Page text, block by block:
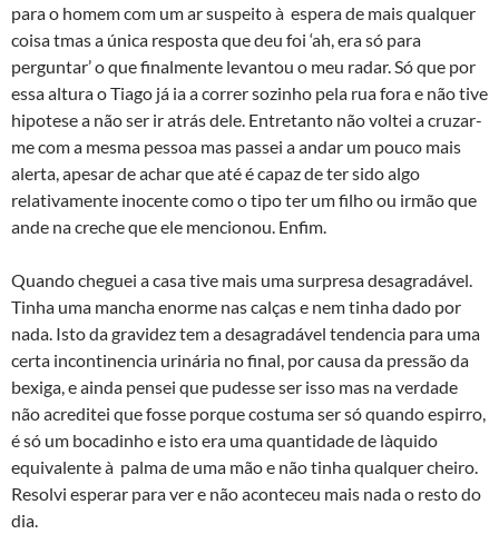
para o homem com um ar suspeito à espera de mais qualquer
coisa tmas a única resposta que deu foi ‘ah, era só para
perguntar’ o que finalmente levantou o meu radar. Só que por
essa altura o Tiago já ia a correr sozinho pela rua fora e não tive
hipotese a não ser ir atrás dele. Entretanto não voltei a cruzar-
me com a mesma pessoa mas passei a andar um pouco mais
alerta, apesar de achar que até é capaz de ter sido algo
relativamente inocente como o tipo ter um filho ou irmão que
ande na creche que ele mencionou. Enfim.
Quando cheguei a casa tive mais uma surpresa desagradável.
Tinha uma mancha enorme nas calças e nem tinha dado por
nada. Isto da gravidez tem a desagradável tendencia para uma
certa incontinencia urinária no final, por causa da pressão da
bexiga, e ainda pensei que pudesse ser isso mas na verdade
não acreditei que fosse porque costuma ser só quando espirro,
é só um bocadinho e isto era uma quantidade de là­quido
equivalente à palma de uma mão e não tinha qualquer cheiro.
Resolvi esperar para ver e não aconteceu mais nada o resto do
dia.